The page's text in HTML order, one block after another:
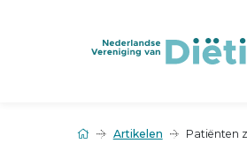
Artikelen Patiënten